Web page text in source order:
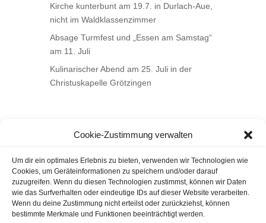
Cookie-Zustimmung verwalten
Um dir ein optimales Erlebnis zu bieten, verwenden wir Technologien wie
Cookies, um Geräteinformationen zu speichern und/oder darauf
zuzugreifen. Wenn du diesen Technologien zustimmst, können wir Daten
wie das Surfverhalten oder eindeutige IDs auf dieser Website verarbeiten.
Wenn du deine Zustimmung nicht erteilst oder zurückziehst, können
bestimmte Merkmale und Funktionen beeinträchtigt werden.
Kirche kunterbunt am 19.7. in Durlach-Aue,
nicht im Waldklassenzimmer
Absage Turmfest und „Essen am Samstag“
am 11. Juli
Kulinarischer Abend am 25. Juli in der
Christuskapelle Grötzingen